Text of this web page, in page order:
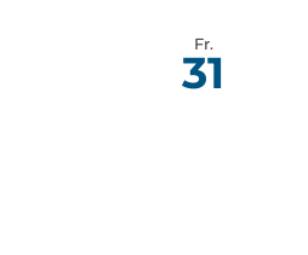
Fr.
31